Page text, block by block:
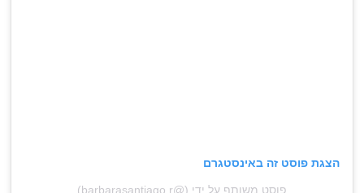
הצגת פוסט זה באינסטגרם
פוסט משותף על ידי (@‏‎barbarasantiago.r‎‏)